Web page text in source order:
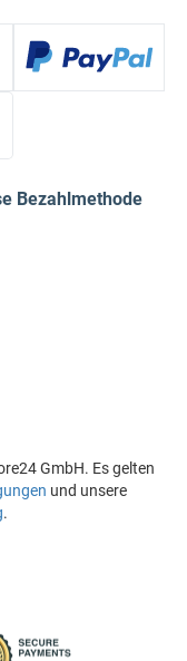
Bezahlmethode
GmbH. Es gelten
und unsere
.